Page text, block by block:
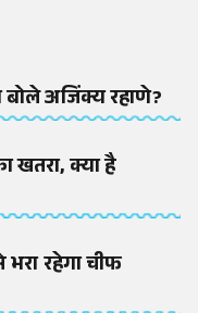
अजिंक्य रहाणे?
खतरा, क्या है
रहेगा चीफ